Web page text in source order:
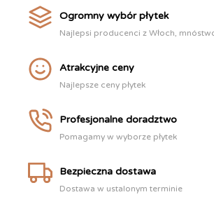
Ogromny wybór płytek
Najlepsi producenci z Włoch,
Atrakcyjne ceny
Najlepsze ceny płytek
Profesjonalne doradztwo
Pomagamy w wyborze płytek
Bezpieczna dostawa
Dostawa w ustalonym terminie